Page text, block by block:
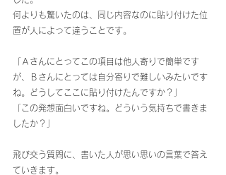
何よりも驚いたのは、同じ内容なのに貼り付けた位
置が人によって違うことです。
「Ａさんにとってこの項目は他人寄りで簡単です
が、Ｂさんにとっては自分寄りで難しいみたいです
ね。どうしてここに貼り付けたんですか？」
「この発想面白いですね。どういう気持ちで書きま
したか？」
飛び交う質問に、書いた人が思い思いの言葉で答え
ていきます。